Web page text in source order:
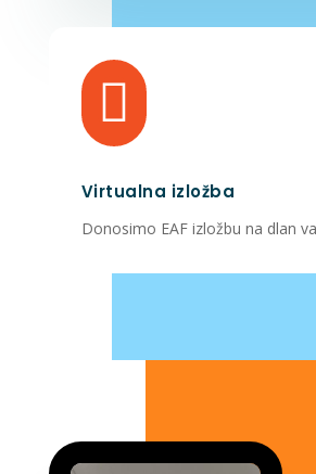

Virtualna izložba
Donosimo EAF izložbu na dlan